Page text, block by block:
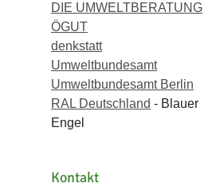
DIE UMWELTBERATUNG
ÖGUT
denkstatt
Umweltbundesamt
Umweltbundesamt Berlin
RAL Deutschland - Blauer
Engel
Kontakt